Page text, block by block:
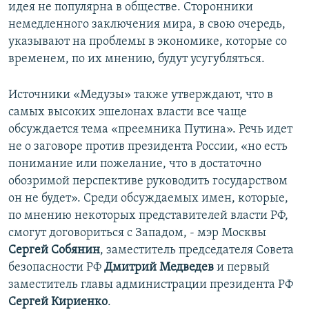
идея не популярна в обществе. Сторонники
немедленного заключения мира, в свою очередь,
указывают на проблемы в экономике, которые со
временем, по их мнению, будут усугубляться.
Источники «Медузы» также утверждают, что в
самых высоких эшелонах власти все чаще
обсуждается тема «преемника Путина». Речь идет
не о заговоре против президента России, «но есть
понимание или пожелание, что в достаточно
обозримой перспективе руководить государством
он не будет». Среди обсуждаемых имен, которые,
по мнению некоторых представителей власти РФ,
смогут договориться с Западом, - мэр Москвы
Сергей Собянин, заместитель председателя Совета
безопасности РФ Дмитрий Медведев и первый
заместитель главы администрации президента РФ
Сергей Кириенко.